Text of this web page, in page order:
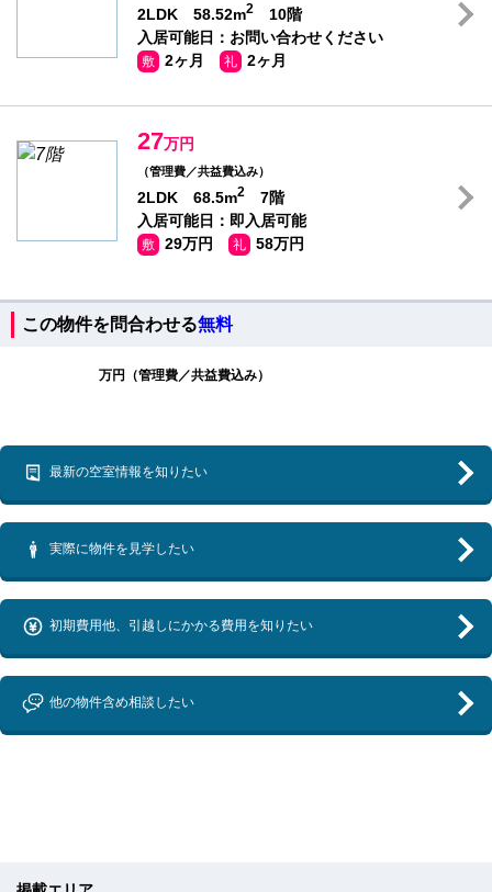
2LDK 58.52m2
10階
入居可能日：お問い合わせください
敷 2ヶ月 礼 2ヶ月
27万円
（管理費／共益費込み）
2LDK 68.5m2
7階
入居可能日：即入居可能
敷 29万円 礼 58万円
この物件を問合わせる無料
万円（管理費／共益費込み）
最新の空室情報を知りたい
実際に物件を見学したい
初期費用他、引越しにかかる費用を知りたい
他の物件含め相談したい